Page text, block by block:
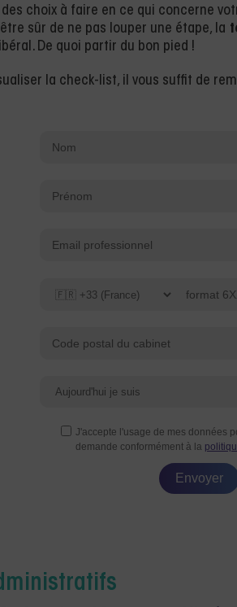
choix à faire en ce qui concerne
être sûr de ne pas louper une étape, la
De quoi partir du bon pied !
la check-list, il vous suffit de